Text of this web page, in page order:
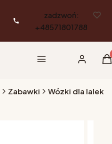
zadzwoń:
+48571801788
Menu Zaloguj się
Zabawki Wózki dla lalek